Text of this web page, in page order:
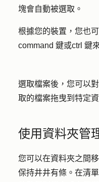
塊會自動被選取。
根據您的裝置，您也
command 鍵或ctrl 鍵
選取檔案後，您可以
取的檔案拖曳到特定資
使用資料夾管
您可以在資料夾之間
保持井井有條。在清